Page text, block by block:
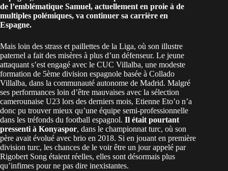
de l’emblématique Samuel, actuellement en proie à de
multiples polémiques, va continuer sa carrière en
Espagne.
Mais loin des strass et paillettes de la Liga, où son illustre
paternel a fait des misères à plus d’un défenseur. Le jeune
attaquant s’est engagé avec le CUC Villalba, une modeste
formation de 5ème division espagnole basée à Collado
Villalba, dans la communauté autonome de Madrid. Malgré
ses performances loin d’être mauvaises avec la sélection
camerounaise U23 lors des derniers mois, Etienne Eto’o n’a
donc pu trouver mieux qu’une équipe semi-professionnelle
dans les tréfonds du football espagnol. Il était pourtant
pressenti à Konyaspor, dans le championnat turc, où son
père avait évolué avec brio en 2018. Si en jouant en première
division turc, les chances de le voir être un jour appelé par
Rigobert Song étaient réelles, elles sont désormais plus
qu’infimes pour ne pas dire inexistantes.